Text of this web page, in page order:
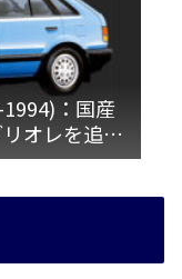
：国産
オレを追加